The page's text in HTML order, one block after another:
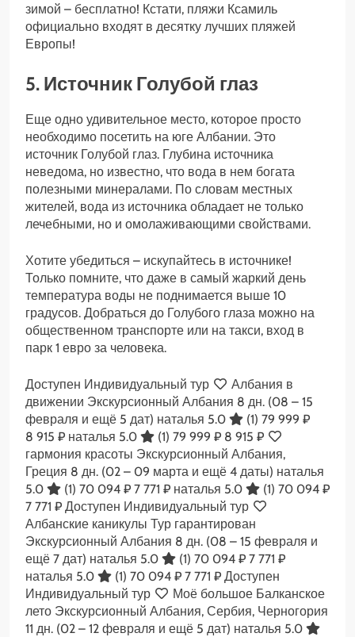
зимой – бесплатно! Кстати, пляжи Ксамиль
официально входят в десятку лучших пляжей
Европы!
5. Источник Голубой глаз
Еще одно удивительное место, которое просто
необходимо посетить на юге Албании. Это
источник Голубой глаз. Глубина источника
неведома, но известно, что вода в нем богата
полезными минералами. По словам местных
жителей, вода из источника обладает не только
лечебными, но и омолаживающими свойствами.
Хотите убедиться – искупайтесь в источнике!
Только помните, что даже в самый жаркий день
температура воды не поднимается выше 10
градусов. Добраться до Голубого глаза можно на
общественном транспорте или на такси, вход в
парк 1 евро за человека.
Доступен Индивидуальный тур
Албания в
движении Экскурсионный Албания 8 дн. (08 – 15
февраля и ещё 5 дат) наталья 5.0 (1) 79 999 ₽
8 915 ₽ наталья 5.0 (1) 79 999 ₽ 8 915 ₽
гармония красоты Экскурсионный Албания,
Греция 8 дн. (02 – 09 марта и ещё 4 даты) наталья
5.0
(1) 70 094 ₽ 7 771 ₽ наталья 5.0 (1) 70 094 ₽
7 771 ₽ Доступен Индивидуальный тур
Албанские каникулы Тур гарантирован
Экскурсионный Албания 8 дн. (08 – 15 февраля и
ещё 7 дат) наталья 5.0 (1) 70 094 ₽ 7 771 ₽
наталья 5.0
(1) 70 094 ₽ 7 771 ₽ Доступен
Индивидуальный тур
Моё большое Балканское
лето Экскурсионный Албания, Сербия, Черногория
11 дн. (02 – 12 февраля и ещё 5 дат) наталья 5.0